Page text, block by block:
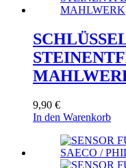
9,90 €
In den Warenkorb